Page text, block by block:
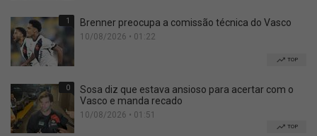
1 Brenner preocupa a comissão técnica do Vasco
10/08/2026 • 01:22
TOP
0
Sosa diz que estava ansioso para acertar com o
Vasco e manda recado
10/08/2026 • 01:51
TOP